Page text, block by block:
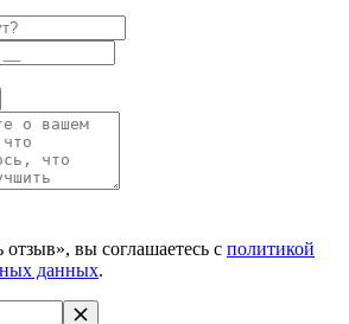
вы соглашаетесь с политикой
данных.